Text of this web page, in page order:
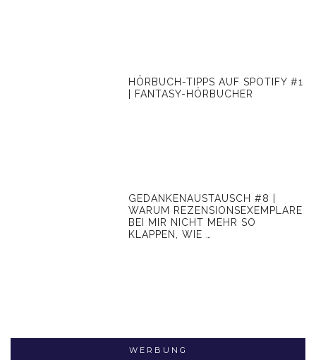
HÖRBUCH-TIPPS AUF SPOTIFY #1
| FANTASY-HÖRBUCHER
GEDANKENAUSTAUSCH #8 |
WARUM REZENSIONSEXEMPLARE
BEI MIR NICHT MEHR SO
KLAPPEN, WIE …
WERBUNG